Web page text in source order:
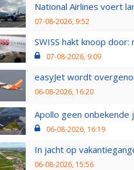
National Airlines voert
07-08-2026, 9:52
SWISS hakt knoop
07-08-2026, 9:09
easyJet wordt
06-08-2026, 16:20
Apollo geen onbekende
06-08-2026, 16:19
In jacht op
06-08-2026, 15:56